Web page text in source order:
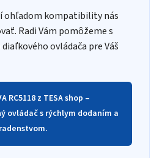
ohľadom kompatibility nás
Radi Vám pomôžeme s
ovládača pre Váš
RC5118 z TESA shop –
ovládač s rýchlym dodaním a